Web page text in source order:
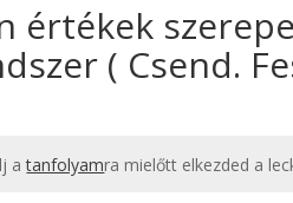
értékek
( Csend.
atanfolyamra mielőtt elkezded a